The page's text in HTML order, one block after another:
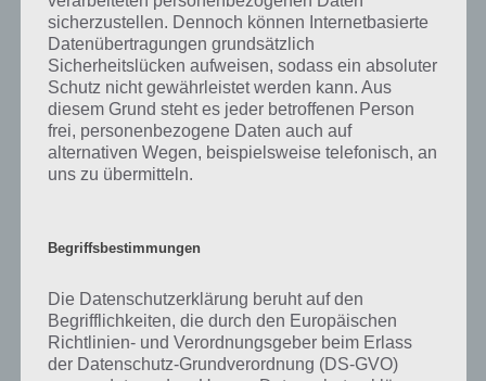
einer Aussage die Antworten herausfinden, die von anderen Spielern
am häufigsten genannt worden sind. Nur so kannst du das nächste
Level freischalten. Zusammenaddiert ergeben alle Antworten 94
Prozent, wovon die App ihren Namen hat. Entsprechend ist 94
Prozent ein Wort und Rätsel-Spiel. Bereits über 10 Millionen mal
wurde die App mittlerweile heruntergeladen und gehört mit zu den
erfolgreichsten Spiele Apps in diesem Genre im Google Play Store
und iTunes App Store.
Tweet auf Twitter
sicherzustellen. Dennoch können Internetbasierte
Datenübertragungen grundsätzlich
Sicherheitslücken aufweisen, sodass ein absoluter
Schutz nicht gewährleistet werden kann. Aus
diesem Grund steht es jeder betroffenen Person
frei, personenbezogene Daten auch auf
alternativen Wegen, beispielsweise telefonisch, an
uns zu übermitteln.
Begriffsbestimmungen
Die Datenschutzerklärung beruht auf den
Begrifflichkeiten, die durch den Europäischen
Richtlinien- und Verordnungsgeber beim Erlass
der Datenschutz-Grundverordnung (DS-GVO)